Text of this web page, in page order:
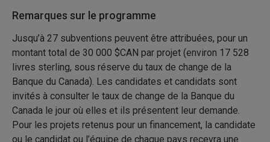
Remarques sur le programme
Jusqu’à 27 subventions peuvent être attribuées, pour un
montant total de 30 000 $CAN par projet (environ 17 528
livres sterling, sous réserve du taux de change de la
Banque du Canada). Les candidates et candidats sont
invités à consulter le taux de change de la Banque du
Canada le jour où elles et ils présentent leur demande.
Pour les projets retenus pour un financement, la candidate
ou le candidat ou l’équipe de chaque pays recevra une